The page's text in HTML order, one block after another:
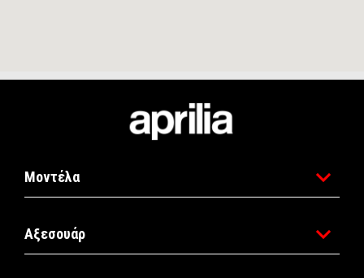
Μοντέλα
Αξεσουάρ